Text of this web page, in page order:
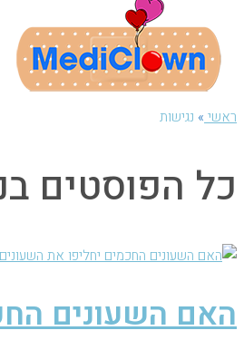
ראשי » נגישות
כל הפוסטים ב
האם השעונים